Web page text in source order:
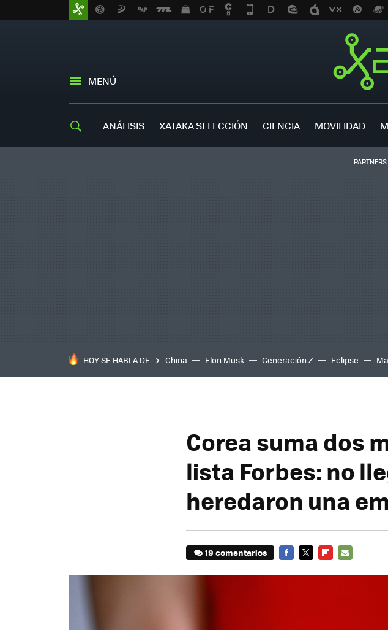
MENÚ
ANÁLISIS XATAKA SELECCIÓN CIENCIA MOVILIDAD
PARTNERS
HOY SE HABLA DE China Elon Musk Generación Z Eclipse
Corea suma dos
lista Forbes: no
heredaron una
19 comentarios